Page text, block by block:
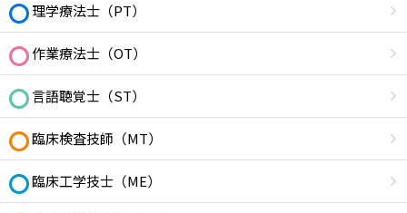
理学療法士（PT）
作業療法士（OT）
言語聴覚士（ST）
臨床検査技師（MT）
臨床工学技士（ME）